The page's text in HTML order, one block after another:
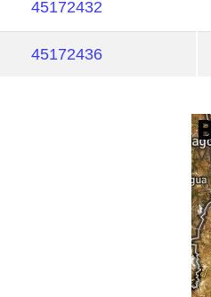
45172432
45172436